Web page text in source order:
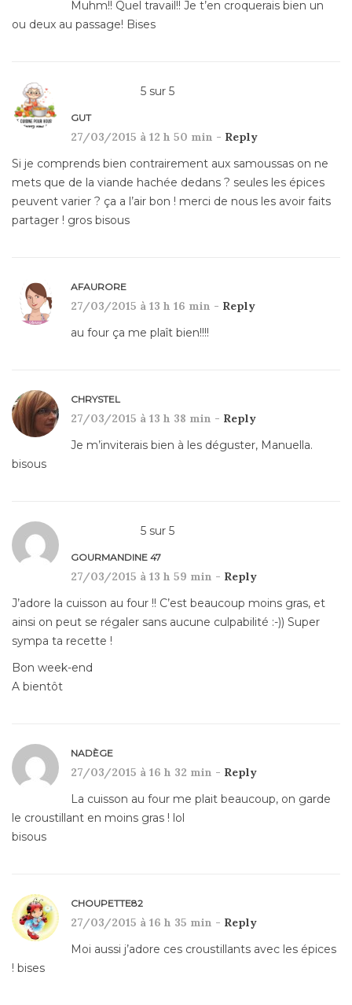
Muhm!! Quel travail!! Je t’en croquerais bien un
ou deux au passage! Bises
5 sur 5
GUT
27/03/2015 à 12 h 50 min - Reply
Si je comprends bien contrairement aux samoussas on ne
mets que de la viande hachée dedans ? seules les épices
peuvent varier ? ça a l’air bon ! merci de nous les avoir faits
partager ! gros bisous
AFAURORE
27/03/2015 à 13 h 16 min - Reply
au four ça me plaît bien!!!!
CHRYSTEL
27/03/2015 à 13 h 38 min - Reply
Je m’inviterais bien à les déguster, Manuella.
bisous
5 sur 5
GOURMANDINE 47
27/03/2015 à 13 h 59 min - Reply
J’adore la cuisson au four !! C’est beaucoup moins gras, et
ainsi on peut se régaler sans aucune culpabilité :-)) Super
sympa ta recette !
Bon week-end
A bientôt
NADÈGE
27/03/2015 à 16 h 32 min - Reply
La cuisson au four me plait beaucoup, on garde
le croustillant en moins gras ! lol
bisous
CHOUPETTE82
27/03/2015 à 16 h 35 min - Reply
Moi aussi j’adore ces croustillants avec les épices
! bises